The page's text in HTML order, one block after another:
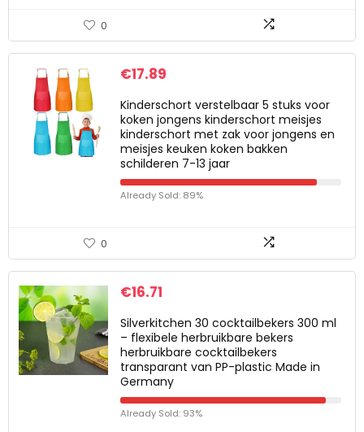
0
€17.89
Kinderschort verstelbaar 5 stuks voor
koken jongens kinderschort meisjes
kinderschort met zak voor jongens en
meisjes keuken koken bakken
schilderen 7-13 jaar
Already Sold: 89%
0
€16.71
Silverkitchen 30 cocktailbekers 300 ml
– flexibele herbruikbare bekers
herbruikbare cocktailbekers
transparant van PP-plastic Made in
Germany
Already Sold: 93%